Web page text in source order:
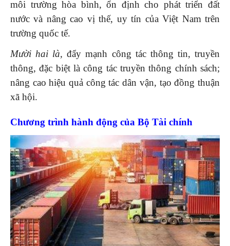
môi trường hòa bình, ổn định cho phát triển đất
nước và nâng cao vị thế, uy tín của Việt Nam trên
trường quốc tế.
Mười hai là, đẩy mạnh công tác thông tin, truyền
thông, đặc biệt là công tác truyền thông chính sách;
nâng cao hiệu quả công tác dân vận, tạo đồng thuận
xã hội.
Chương trình hành động của Bộ Tài chính